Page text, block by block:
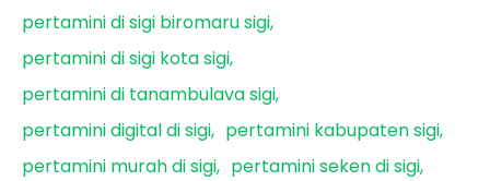
pertamini di sigi biromaru sigi
pertamini di sigi kota sigi
pertamini di tanambulava sigi
pertamini digital di sigi
pertamini kabupaten sigi
pertamini murah di sigi
pertamini seken di sigi